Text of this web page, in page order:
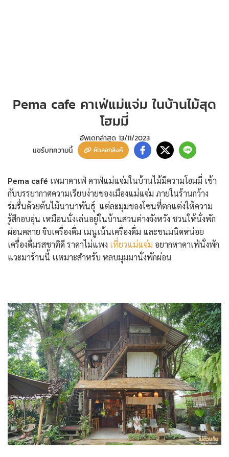
Pema cafe คาเฟ่แม่แจ่ม ในบ้านไม้สุด
โฮมมี่
อัพเดทล่าสุด 13/11/2023
แชร์บทความนี้
คัดลอกลิงค์
Pema café เพมาคาเฟ่ คาฟ่แม่แจ่มในบ้านไม้มีความโฮมมี่ เข้า
กับบรรยากาศความเรียบง่ายของเมืองแม่แจ่ม ภายในร้านกว้าง
ร่มรื่นด้วยต้นไม้นานาพันธุ์ แต่ละมุมของโซนที่ตกแต่งให้ความ
รู้สึกอบอุ่น เหมือนนั่งเล่นอยู่ในบ้านสวนต่างจังหวัง ชวนให้นั่งพัก
ผ่อนคลาย จิบเครื่องดื่ม เมนูเน้นเครื่องดื่ม และขนมนิดหน่อย
เครื่องดื่มรสชาติดี ราคาไม่แพง เที่ยวแม่แจ่ม อยากหาคาเฟ่นั่งพัก
แวะมาร้านนี้ เเหมาะสำหรับ หลบมุมมานั่งพักผ่อน